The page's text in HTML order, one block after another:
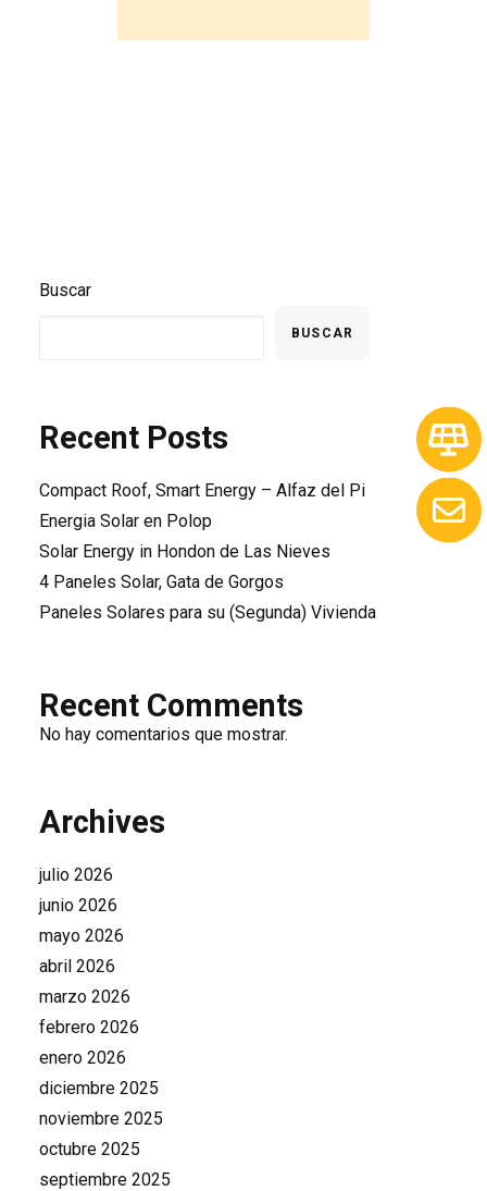
Buscar
BUSCAR
Recent Posts
Compact Roof, Smart Energy – Alfaz del Pi
Energia Solar en Polop
Solar Energy in Hondon de Las Nieves
4 Paneles Solar, Gata de Gorgos
Paneles Solares para su (Segunda) Vivienda
Recent Comments
No hay comentarios que mostrar.
Archives
julio 2026
junio 2026
mayo 2026
abril 2026
marzo 2026
febrero 2026
enero 2026
diciembre 2025
noviembre 2025
octubre 2025
septiembre 2025